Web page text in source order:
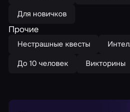
Для новичков
Прочие
Нестрашные квесты
До 10 человек
Викторины